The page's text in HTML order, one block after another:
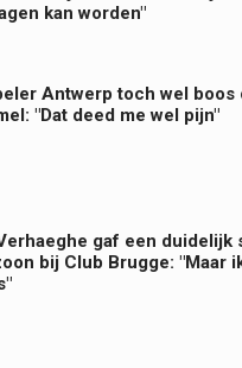
kan worden"
Antwerp toch wel boos
"Dat deed me wel pijn"
gaf een duidelijk
bij Club Brugge: "Maar